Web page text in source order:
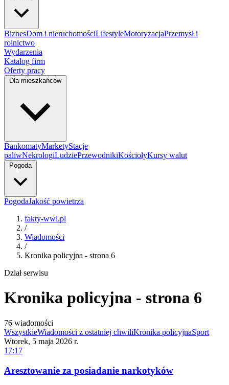
BiznesDom i nieruchomościLifestyleMotoryzacjaPrzemysł i
rolnictwo
Wydarzenia
Katalog firm
Oferty pracy
Dla mieszkańców
BankomatyMarketyStacje
paliwNekrologiLudziePrzewodnikiKościołyKursy walut
Pogoda
PogodaJakość powietrza
fakty-wwl.pl
/
Wiadomości
/
Kronika policyjna - strona 6
Dział serwisu
Kronika policyjna - strona 6
76 wiadomości
WszystkieWiadomości z ostatniej chwiliKronika policyjnaSport
Wtorek, 5 maja 2026 r.
17:17
Aresztowanie za posiadanie narkotyków